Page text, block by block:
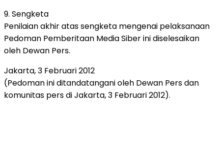
9. Sengketa
Penilaian akhir atas sengketa mengenai pelaksanaan
Pedoman Pemberitaan Media Siber ini diselesaikan
oleh Dewan Pers.
Jakarta, 3 Februari 2012
(Pedoman ini ditandatangani oleh Dewan Pers dan
komunitas pers di Jakarta, 3 Februari 2012).